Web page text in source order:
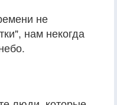
не
нам некогда